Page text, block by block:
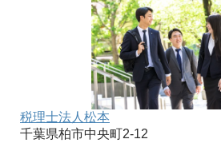
税理士法人松本
千葉県柏市中央町2-12